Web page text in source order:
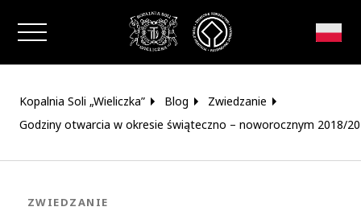
Zamknij okno
Kopalnia Soli „Wieliczka” Blog
Zwiedzanie
Godziny otwarcia w okresie świąteczno – noworocznym 2018/
KATEGORIA:
ZWIEDZANIE